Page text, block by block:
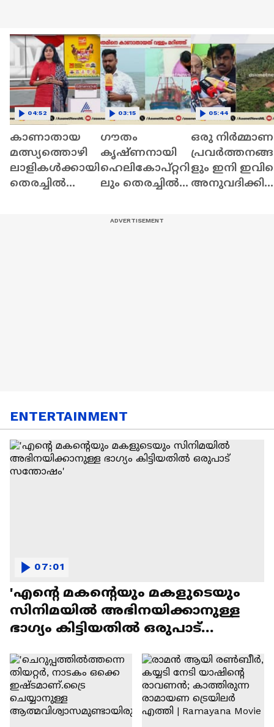
കാണാതായ
മത്സ്യത്തൊഴി
ലാളികൾക്കായി
തെരച്ചിൽ
04:52
ഗൗതം
കൃഷ്ണനായി
ഹെലികോപ്റ്ററി
ലും തെരച്ചിൽ;‍‍‍
03:15
ഒരു നിര്‍മ്മാണ
പ്രവര്‍ത്തനങ്ങ
ളും ഇനി
05:44
ENTERTAINMENT
'എന്റെ മകന്റെയും മകളുടെയും
സിനിമയിൽ അഭിനയിക്കാനുള്ള
ഭാഗ്യം കിട്ടിയതിൽ ഒരുപാട്
07:01